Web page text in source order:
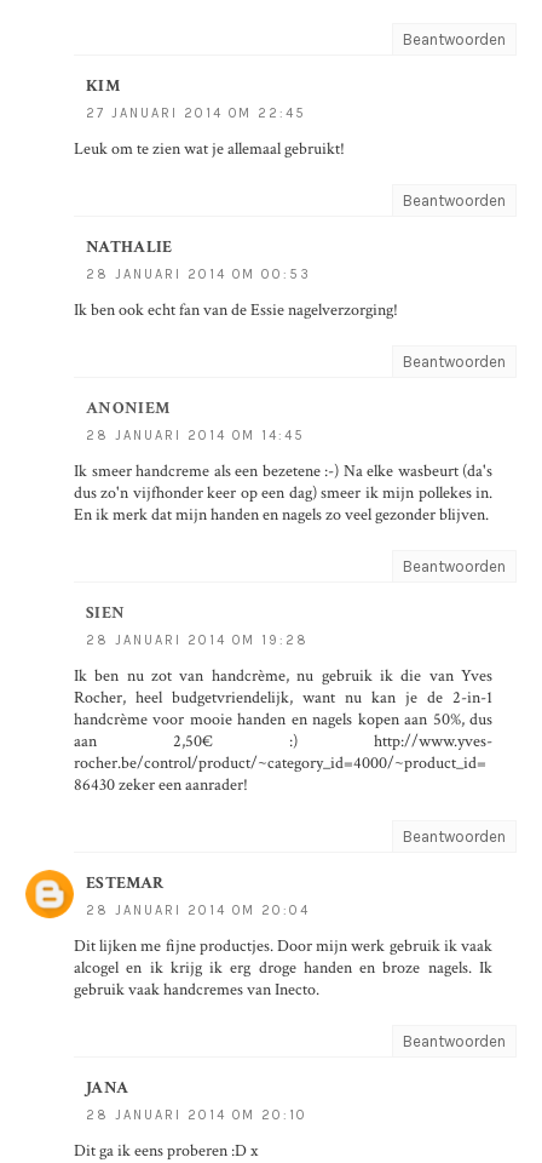
Beantwoorden
KIM
27 JANUARI 2014 OM 22:45
Leuk om te zien wat je allemaal gebruikt!
Beantwoorden
NATHALIE
28 JANUARI 2014 OM 00:53
Ik ben ook echt fan van de Essie nagelverzorging!
Beantwoorden
ANONIEM
28 JANUARI 2014 OM 14:45
Ik smeer handcreme als een bezetene :-) Na elke wasbeurt (da's
dus zo'n vijfhonder keer op een dag) smeer ik mijn pollekes in.
En ik merk dat mijn handen en nagels zo veel gezonder blijven.
Beantwoorden
SIEN
28 JANUARI 2014 OM 19:28
Ik ben nu zot van handcrème, nu gebruik ik die van Yves
Rocher, heel budgetvriendelijk, want nu kan je de 2-in-1
handcrème voor mooie handen en nagels kopen aan 50%, dus
aan 2,50€ :) http://www.yves-
rocher.be/control/product/~category_id=4000/~product_id=
86430 zeker een aanrader!
Beantwoorden
ESTEMAR
28 JANUARI 2014 OM 20:04
Dit lijken me fijne productjes. Door mijn werk gebruik ik vaak
alcogel en ik krijg ik erg droge handen en broze nagels. Ik
gebruik vaak handcremes van Inecto.
Beantwoorden
JANA
28 JANUARI 2014 OM 20:10
Dit ga ik eens proberen :D x